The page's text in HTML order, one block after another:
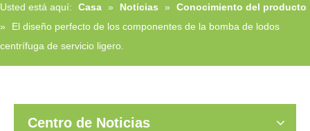
Usted está aquí: Casa » Noticias »
Conocimiento del producto
»
El diseño perfecto de los componentes de la bomba de lodos
centrífuga de servicio ligero.
Centro de Noticias